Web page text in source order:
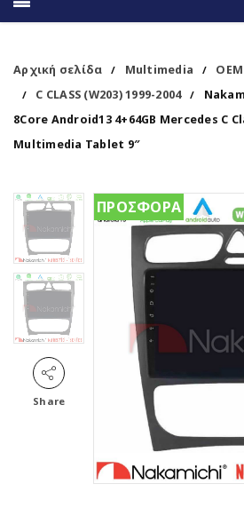
Αρχική σελίδα / Multimedia /
/ C CLASS (W203) 1999-2004 /
8Core Android13 4+64GB Mercedes C
Multimedia Tablet 9″
Share
ΠΡΟΣΦΟΡΑ